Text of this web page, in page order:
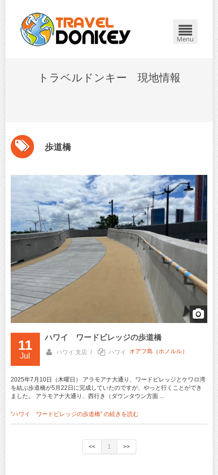
Menu
トラベルドンキー 現地情報
歩道橋
11
Jul
ハワイ ワードビレッジの歩道橋
ハワイ 支店 / ハワイ オアフ島（ホノルル）
2025年7月10日（木曜日） アラモアナ大通り、ワードビレッジとケワロ湾
を結ぶ歩道橋が5月22日に完成していたのですが、やっと行くことができ
ました。 アラモアナ大通り、西行き（ダウンタウン方面 ...
“ハワイ ワードビレッジの歩道橋” の続きを読む
<< 1 >>